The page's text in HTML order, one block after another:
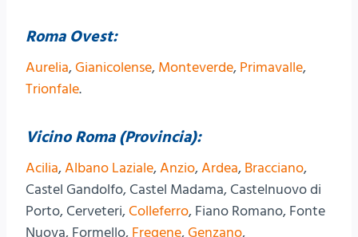
Roma Ovest:
Aurelia,Gianicolense, Monteverde, Primavalle,
Trionfale.
Vicino Roma (Provincia):
Acilia,Albano Laziale,Anzio,Ardea, Bracciano,
Castel Gandolfo, Castel Madama, Castelnuovo di
Porto, Cerveteri,Colleferro, Fiano Romano, Fonte
Nuova, Formello, Fregene,Genzano,